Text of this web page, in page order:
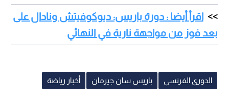
اقرأ أيضا : دورة باريس: ديوكوفيتش ونادال على
بعد فوز من مواجهة نارية في النهائي
الدوري الفرنسي باريس سان جيرمان أخبار رياضة